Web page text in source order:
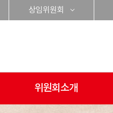
상임위원회
위원회소개